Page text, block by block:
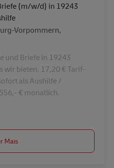
(m/w/d) in 19243
Vorpommern,
und Briefe in 19243
wir bieten. 17,20 € Tarif-
als Aushilfe /
€ monatlich.
Mais